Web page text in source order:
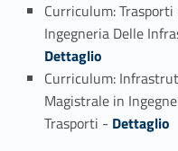
Curriculum:
Ingegneria Delle
Dettaglio
Curriculum:
Magistrale in
Trasporti - Link identifier #identifier_person_59224-2
Dettaglio